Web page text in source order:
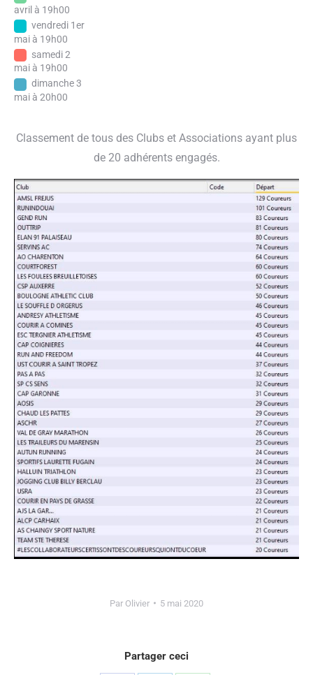
avril à 19h00
vendredi 1er
mai à 19h00
samedi 2
mai à 19h00
dimanche 3
mai à 20h00
Classement de tous des Clubs et Associations ayant plus
de 20 adhérents engagés.
Par Olivier 5 mai 2020
Partager ceci